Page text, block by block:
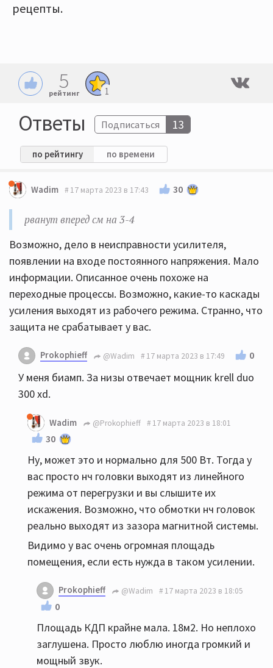
рецепты.
5
рейтинг 1
Ответы Подписаться 13
по рейтингу по времени
Wadim 17 марта 2023 в 17:43 30
рванут вперед см на 3-4
Возможно, дело в неисправности усилителя,
появлении на входе постоянного напряжения. Мало
информации. Описанное очень похоже на
переходные процессы. Возможно, какие-то каскады
усиления выходят из рабочего режима. Странно, что
защита не срабатывает у вас.
Prokophieff @Wadim 17 марта 2023 в 17:49 0
У меня биамп. За низы отвечает мощник krell duo
300 xd.
Wadim @Prokophieff 17 марта 2023 в 18:01
30
Ну, может это и нормально для 500 Вт. Тогда у
вас просто нч головки выходят из линейного
режима от перегрузки и вы слышите их
искажения. Возможно, что обмотки нч головок
реально выходят из зазора магнитной системы.
Видимо у вас очень огромная площадь
помещения, если есть нужда в таком усилении.
Prokophieff @Wadim 17 марта 2023 в 18:05
0
Площадь КДП крайне мала. 18м2. Но неплохо
заглушена. Просто люблю иногда громкий и
мощный звук.